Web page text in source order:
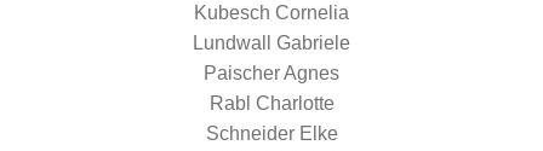
Kubesch Cornelia
Lundwall Gabriele
Paischer Agnes
Rabl Charlotte
Schneider Elke